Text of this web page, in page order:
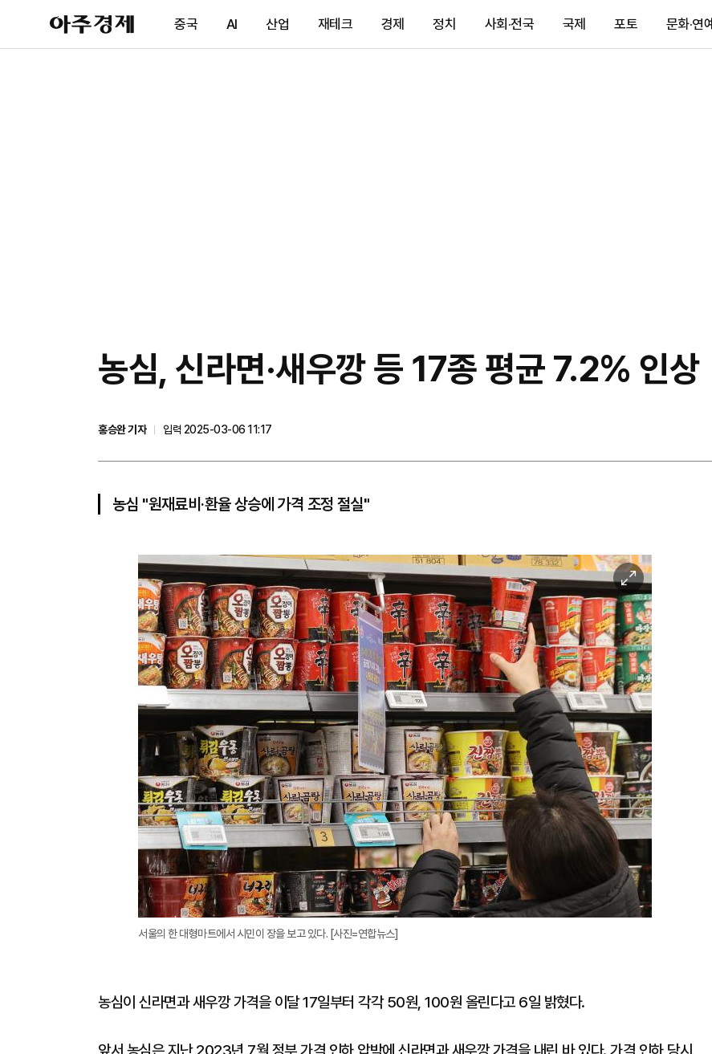
아
주
제
중국 AI 산업 재테크 경제 정치 사회·전국 국제 포토 문화·연예
농심, 신라면·새우깡 등 17종 평균 7.2% 인상
홍승완 기자
입력 2025-03-06 11:17
농심 "원재료비·환율 상승에 가격 조정 절실"
이
미
지
확
대
서울의 한 대형마트에서 시민이 장을 보고 있다. [사진=연합뉴스]
농심이 신라면과 새우깡 가격을 이달 17일부터 각각 50원, 100원 올린다고 6일 밝혔다.